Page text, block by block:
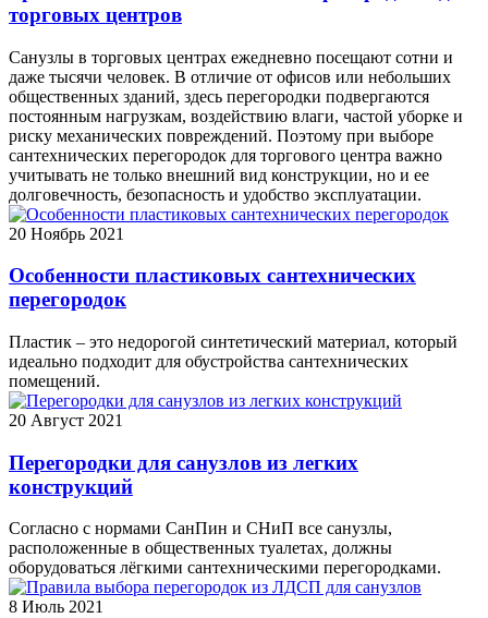
торговых центров
Санузлы в торговых центрах ежедневно посещают сотни и
даже тысячи человек. В отличие от офисов или небольших
общественных зданий, здесь перегородки подвергаются
постоянным нагрузкам, воздействию влаги, частой уборке и
риску механических повреждений. Поэтому при выборе
сантехнических перегородок для торгового центра важно
учитывать не только внешний вид конструкции, но и ее
долговечность, безопасность и удобство эксплуатации.
20 Ноябрь 2021
Особенности пластиковых сантехнических
перегородок
Пластик – это недорогой синтетический материал, который
идеально подходит для обустройства сантехнических
помещений.
20 Август 2021
Перегородки для санузлов из легких
конструкций
Согласно с нормами СанПин и СНиП все санузлы,
расположенные в общественных туалетах, должны
оборудоваться лёгкими сантехническими перегородками.
8 Июль 2021